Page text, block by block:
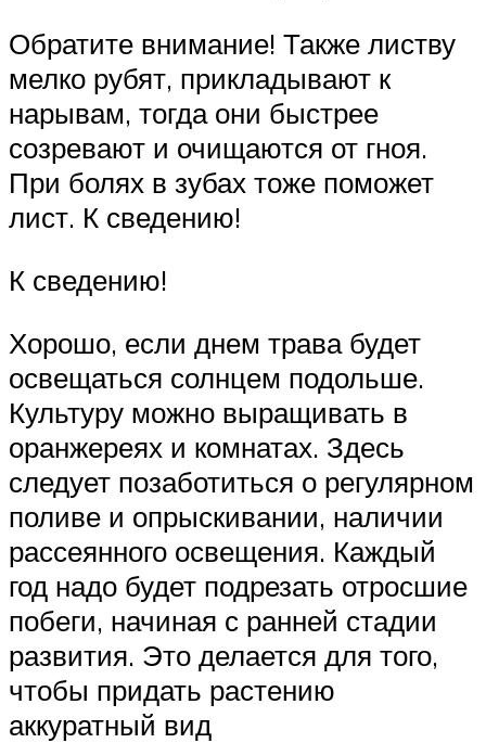
Обратите внимание! Также листву
мелко рубят, прикладывают к
нарывам, тогда они быстрее
созревают и очищаются от гноя.
При болях в зубах тоже поможет
лист. К сведению!
К сведению!
Хорошо, если днем трава будет
освещаться солнцем подольше.
Культуру можно выращивать в
оранжереях и комнатах. Здесь
следует позаботиться о регулярном
поливе и опрыскивании, наличии
рассеянного освещения. Каждый
год надо будет подрезать отросшие
побеги, начиная с ранней стадии
развития. Это делается для того,
чтобы придать растению
аккуратный вид